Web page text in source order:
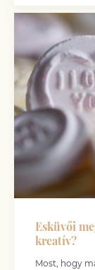
Esküvői
kreatív?
Most, hogy